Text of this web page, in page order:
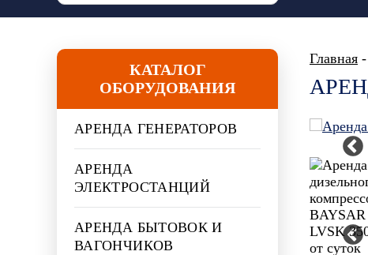
КАТАЛОГ
ОБОРУДОВАНИЯ
АРЕНДА ГЕНЕРАТОРОВ
АРЕНДА
ЭЛЕКТРОСТАНЦИЙ
АРЕНДА БЫТОВОК И
ВАГОНЧИКОВ
Главная -